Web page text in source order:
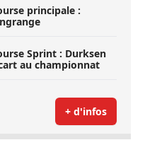
principale :
Sprint : Durksen
au championnat
+ d'infos